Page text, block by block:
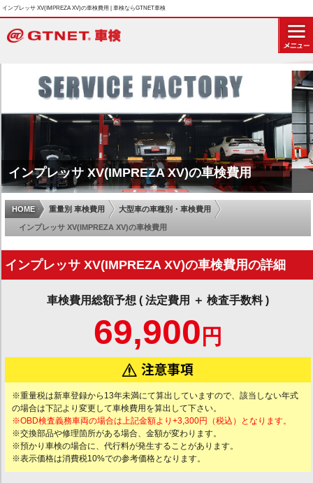
インプレッサ XV(IMPREZA XV)の車検費用 | 車検ならGTNET車検
インプレッサ XV(IMPREZA XV)の車検費用
HOME 重量別 車検費用 大型車の車種別・車検費用
インプレッサ XV(IMPREZA XV)の車検費用
インプレッサ XV(IMPREZA XV)の車検費用の詳細
車検費用総額予想 ( 法定費用 ＋ 検査手数料 )
69,900 円
※重量税は新車登録から13年未満にて算出していますので、該当しない年式
の場合は下記より変更して車検費用を算出して下さい。
※OBD検査義務車両の場合は上記金額より+3,300円（税込）となります。
※交換部品や修理箇所がある場合、金額が変わります。
※預かり車検の場合に、代行料が発生することがあります。
※表示価格は消費税10%での参考価格となります。